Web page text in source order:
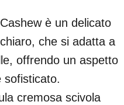
è un delicato
che si adatta a
offrendo un aspetto
sofisticato.
cremosa scivola